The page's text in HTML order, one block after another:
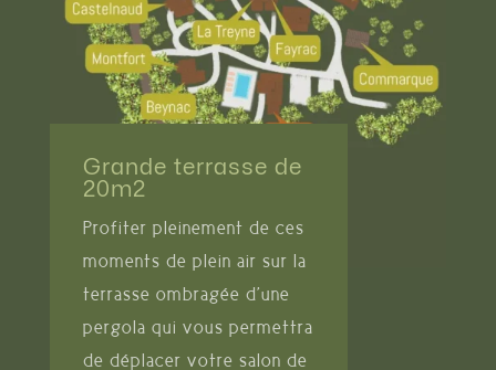
Grande terrasse de
20m2
Profiter pleinement de ces
moments de plein air sur la
terrasse ombragée d’une
pergola qui vous permettra
de déplacer votre salon de